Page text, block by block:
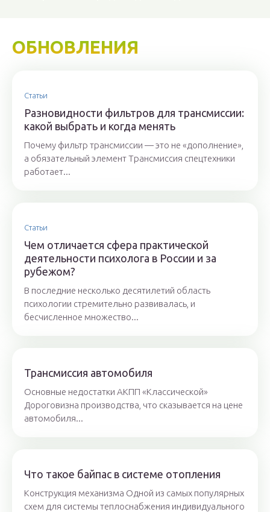
ОБНОВЛЕНИЯ
Статьи
Разновидности фильтров для трансмиссии:
какой выбрать и когда менять
Почему фильтр трансмиссии — это не «дополнение»,
а обязательный элемент Трансмиссия спецтехники
работает...
Статьи
Чем отличается сфера практической
деятельности психолога в России и за
рубежом?
В последние несколько десятилетий область
психологии стремительно развивалась, и
бесчисленное множество...
Трансмиссия автомобиля
Основные недостатки АКПП «Классической»
Дороговизна производства, что сказывается на цене
автомобиля...
Что такое байпас в системе отопления
Конструкция механизма Одной из самых популярных
схем для системы теплоснабжения индивидуального